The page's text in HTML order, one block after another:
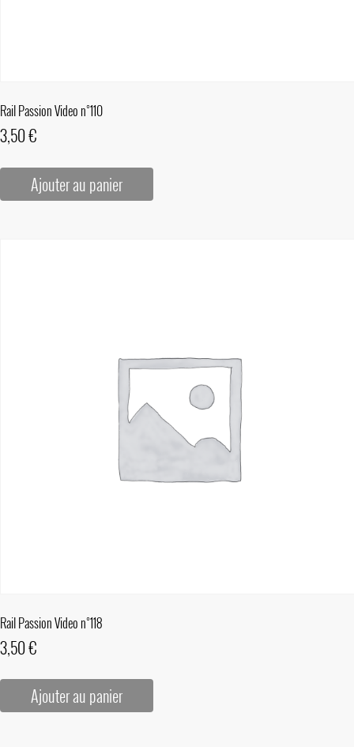
Rail Passion Video n°110
3,50€
Ajouter au panier
Rail Passion Video n°118
3,50€
Ajouter au panier